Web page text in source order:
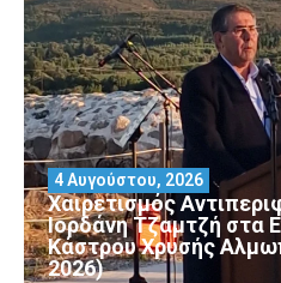
Χαιρετισμός
Ιορδάνη Τζαμτζή στα
Κάστρου Χρυσής
2026)
4 Αυγούστου, 2026